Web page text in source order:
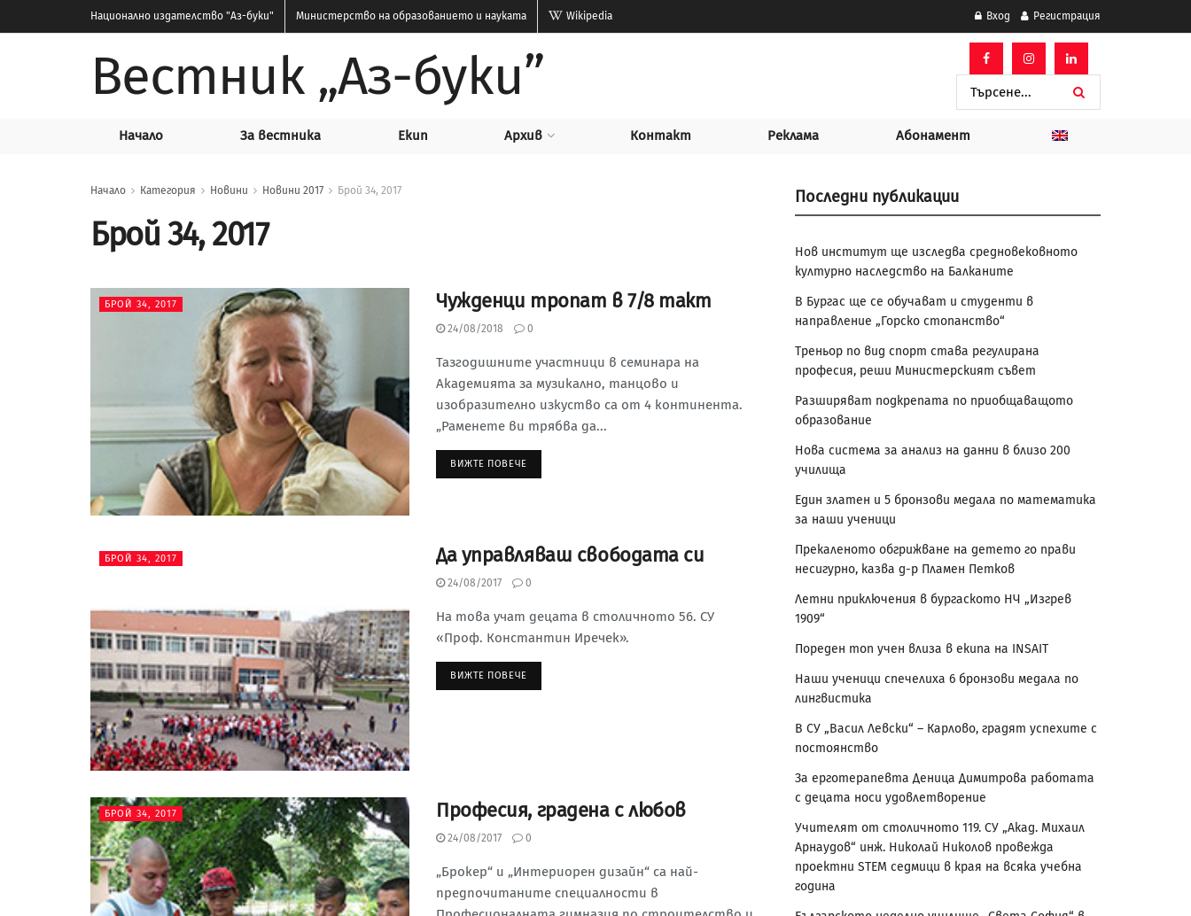
Национално издателство "Аз-буки" Министерство на образованието и науката Wikipedia Вход Регистрация
Вестник „Аз-буки”
Начало За вестника Екип Архив Контакт Реклама Абонамент
Начало Категория Новини Новини 2017 Брой 34, 2017
Брой 34, 2017
БРОЙ 34, 2017 Чужденци тропат в 7/8 такт
24/08/2018 0
Тазгодишните участници в семинара на
Академията за музикално, танцово и
изобразително изкуство са от 4 континента.
„Раменете ви трябва да...
ВИЖТЕ ПОВЕЧЕ
БРОЙ 34, 2017 Да управляваш свободата си
24/08/2017 0
На това учат децата в столичното 56. СУ
«Проф. Константин Иречек».
ВИЖТЕ ПОВЕЧЕ
БРОЙ 34, 2017 Професия, градена с любов
24/08/2017 0
„Брокер“ и „Интериорен дизайн“ са най-
предпочитаните специалности в
Последни публикации
Нов институт ще изследва средновековното
културно наследство на Балканите
В Бургас ще се обучават и студенти в
направление „Горско стопанство“
Треньор по вид спорт става регулирана
професия, реши Министерският съвет
Разширяват подкрепата по приобщаващото
образование
Нова система за анализ на данни в близо 200
училища
Един златен и 5 бронзови медала по математика
за наши ученици
Прекаленото обгрижване на детето го прави
несигурно, казва д-р Пламен Петков
Летни приключения в бургаското НЧ „Изгрев
1909“
Пореден топ учен влиза в екипа на INSAIT
Наши ученици спечелиха 6 бронзови медала по
лингвистика
В СУ „Васил Левски“ – Карлово, градят успехите с
постоянство
За ерготерапевта Деница Димитрова работата
с децата носи удовлетворение
Учителят от столичното 119. СУ „Акад. Михаил
Арнаудов“ инж. Николай Николов провежда
проектни STEM седмици в края на всяка учебна
година